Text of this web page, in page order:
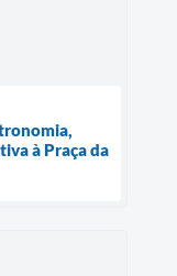
à Praça da